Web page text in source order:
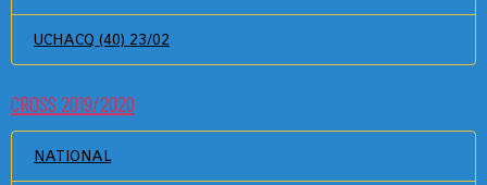
UCHACQ (40) 23/02
CROSS 2019/2020
NATIONAL